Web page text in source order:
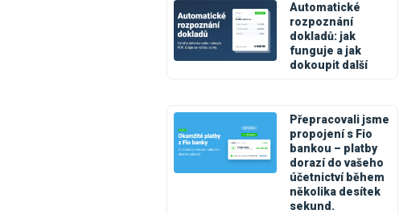
Automatické
rozpoznání
dokladů: jak
funguje a jak
dokoupit další
Přepracovali jsme
propojení s Fio
bankou – platby
dorazí do vašeho
účetnictví během
několika desítek
sekund.